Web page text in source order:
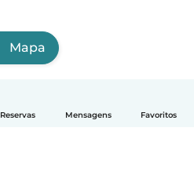
Reservas Mensagens Favoritos
Mapa